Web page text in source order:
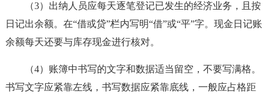
（3）出纳人员应每天逐笔登记已发生的经济业务，且按
日记出余额。在“借或贷”栏内写明“借”或“平”字。现金日记账
余额每天还要与库存现金进行核对。
（4）账簿中书写的文字和数据适当留空，不要写满格。
书写文字应紧靠左线，书写数据应紧靠底线，一般应占格距